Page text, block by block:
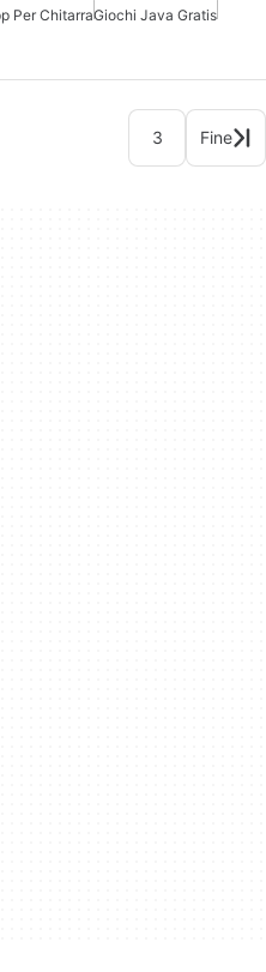
Per ChitarraGiochi Java Gratis
3 Fine